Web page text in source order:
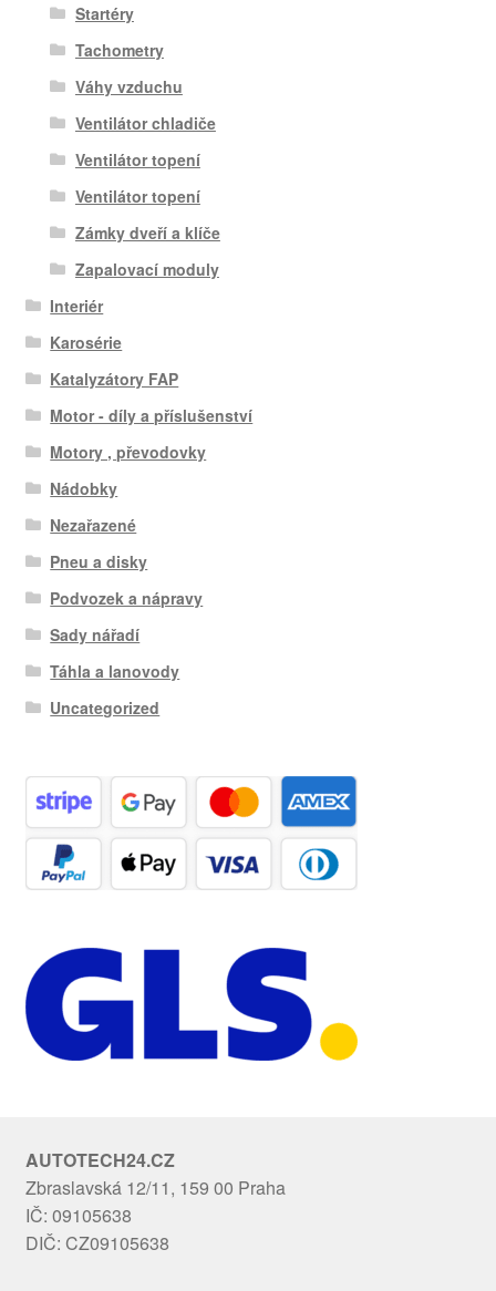
Startéry
Tachometry
Váhy vzduchu
Ventilátor chladiče
Ventilátor topení
Ventilátor topení
Zámky dveří a klíče
Zapalovací moduly
Interiér
Karosérie
Katalyzátory FAP
Motor - díly a příslušenství
Motory , převodovky
Nádobky
Nezařazené
Pneu a disky
Podvozek a nápravy
Sady nářadí
Táhla a lanovody
Uncategorized
AUTOTECH24.CZ
Zbraslavská 12/11, 159 00 Praha
IČ: 09105638
DIČ: CZ09105638